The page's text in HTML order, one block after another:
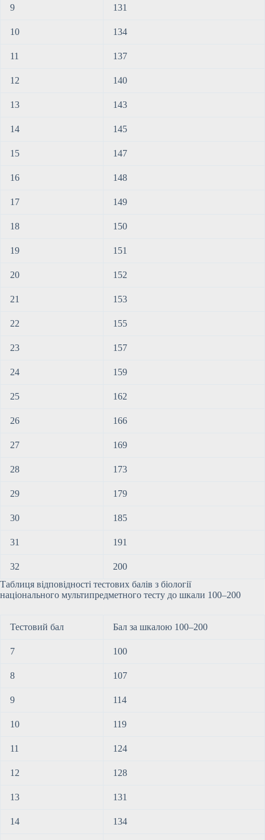
9 131
10 134
11 137
12 140
13 143
14 145
15 147
16 148
17 149
18 150
19 151
20 152
21 153
22 155
23 157
24 159
25 162
26 166
27 169
28 173
29 179
30 185
31 191
32
200
Таблиця відповідності тестових балів з біології
національного мультипредметного тесту до шкали 100–200
Тестовий бал Бал за шкалою 100–200
7 100
8 107
9 114
10 119
11 124
12 128
13 131
14 134